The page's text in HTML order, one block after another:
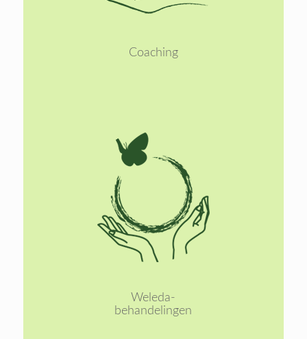
Coaching
meer
Weleda-
behandelingen